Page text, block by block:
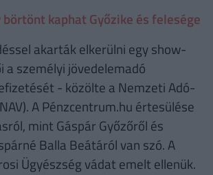
kaphat Győzike és felesége
akarták elkerülni egy show-
a személyi jövedelemadó
- közölte a Nemzeti Adó-
A Pénzcentrum.hu értesülése
mint Gáspár Győzőről és
Balla Beátáról van szó. A
Ügyészség vádat emelt ellenük.